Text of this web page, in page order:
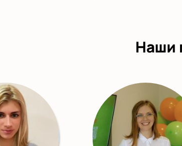
Наши